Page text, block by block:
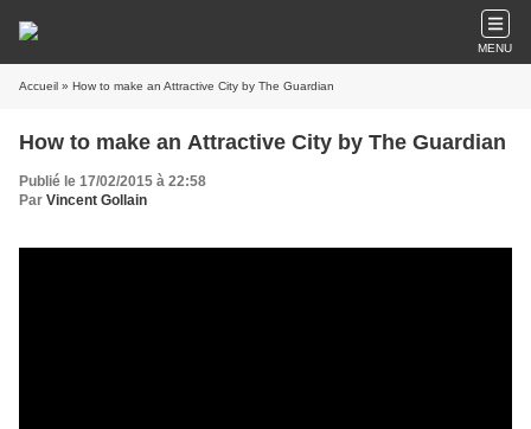
MENU
Accueil » How to make an Attractive City by The Guardian
How to make an Attractive City by The Guardian
Publié le 17/02/2015 à 22:58
Par Vincent Gollain